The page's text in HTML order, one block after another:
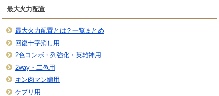
最大火力配置
最大火力配置とは？一覧まとめ
回復十字消し用
2色コンボ・列強化・英雄神用
2way・二色用
キン肉マン編用
ケプリ用